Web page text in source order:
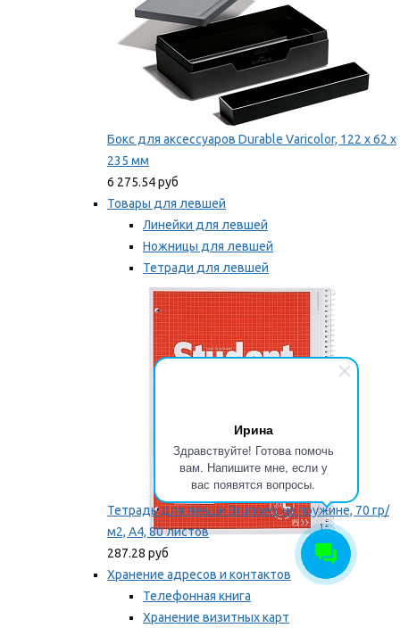
Ирина
Здравствуйте! Готова помочь
вам. Напишите мне, если у
вас появятся вопросы.
Бокс для аксессуаров Durable Varicolor, 122 x 62 x
235 мм
6 275.54 руб
Товары для левшей
Линейки для левшей
Ножницы для левшей
Тетради для левшей
Точилки для левшей
Мы рекомендуем
Тетрадь для левши Brunnen, на пружине, 70 гр/
м2, А4, 80 листов
287.28 руб
Хранение адресов и контактов
Телефонная книга
Хранение визитных карт